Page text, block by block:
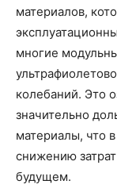
материалов,
многие
колебаний. Это
значительно
материалы, что
снижению
будущем.